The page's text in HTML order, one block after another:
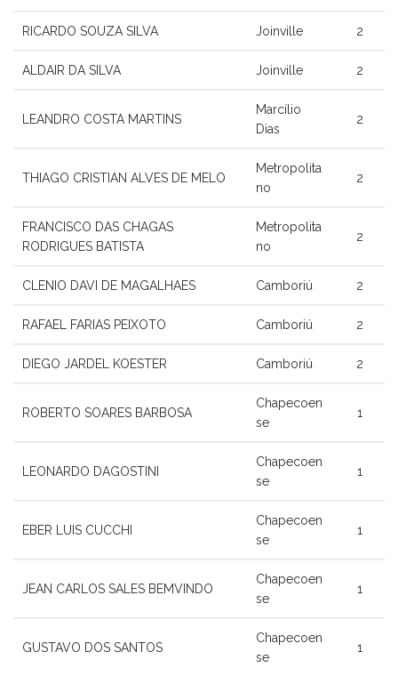
RICARDO SOUZA SILVA Joinville 2
ALDAIR DA SILVA Joinville 2
LEANDRO COSTA MARTINS
Marcílio
Dias
2
THIAGO CRISTIAN ALVES DE MELO
Metropolita
no
2
FRANCISCO DAS CHAGAS
RODRIGUES BATISTA
Metropolita
no
2
CLENIO DAVI DE MAGALHAES Camboriú 2
RAFAEL FARIAS PEIXOTO Camboriú 2
DIEGO JARDEL KOESTER Camboriú 2
ROBERTO SOARES BARBOSA
Chapecoen
se
1
LEONARDO DAGOSTINI
Chapecoen
se
1
EBER LUIS CUCCHI
Chapecoen
se
1
JEAN CARLOS SALES BEMVINDO
Chapecoen
se
1
GUSTAVO DOS SANTOS
Chapecoen
se
1